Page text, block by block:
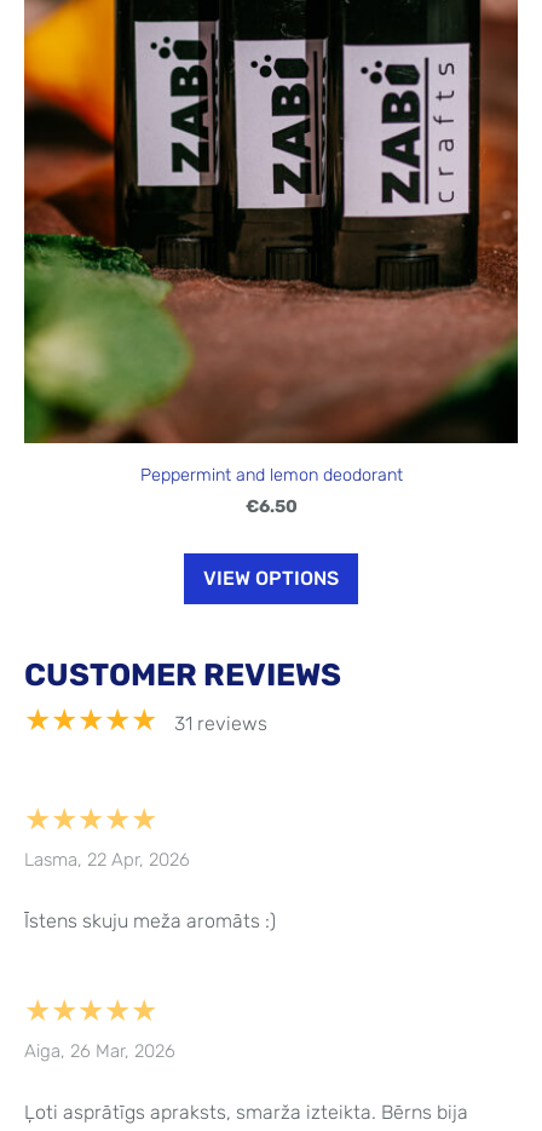
Peppermint and lemon deodorant
€6.50
VIEW OPTIONS
CUSTOMER REVIEWS
★★★★★ 31 reviews
★★★★★
Lasma, 22 Apr, 2026
Īstens skuju meža aromāts :)
★★★★★
Aiga, 26 Mar, 2026
Ļoti asprātīgs apraksts, smarža izteikta. Bērns bija